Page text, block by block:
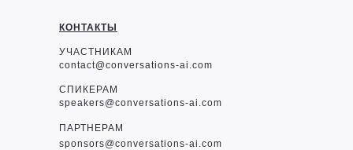
КОНТАКТЫ
УЧАСТНИКАМ
contact@conversations-ai.com
СПИКЕРАМ
speakers@conversations-ai.com
ПАРТНЕРАМ
sponsors@conversations-ai.com